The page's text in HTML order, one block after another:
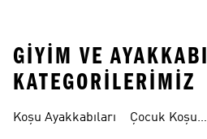
GIYIM VE AYAKKABI
KATEGORILERIMIZ
Koşu Ayakkabıları
Çocuk Koşu